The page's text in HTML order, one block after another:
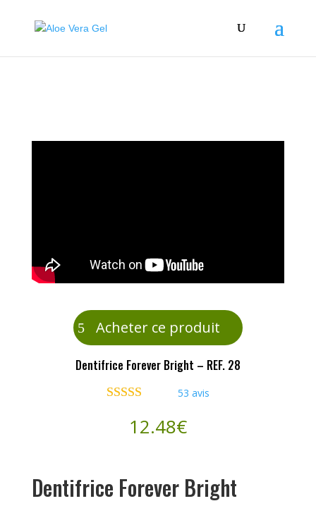
Acheter ce produit
Dentifrice Forever Bright – REF. 28
sur 5 basé
sur
53 avis
12.48€
Dentifrice Forever Bright